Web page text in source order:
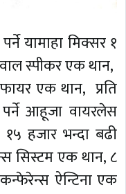
यामाहा मिक्सर १
स्पीकर एक थान,
एक थान, प्रति
आहूजा वायरलेस
हजार भन्दा बढी
सिस्टम एक थान, ८
ऐन्टिना एक